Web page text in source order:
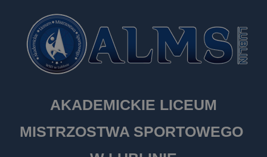
AKADEMICKIE LICEUM
MISTRZOSTWA SPORTOWEGO